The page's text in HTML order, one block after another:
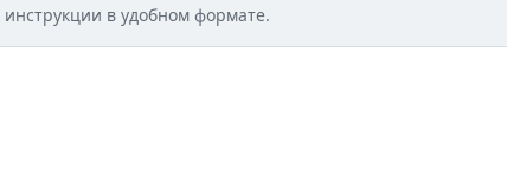
в удобном формате.